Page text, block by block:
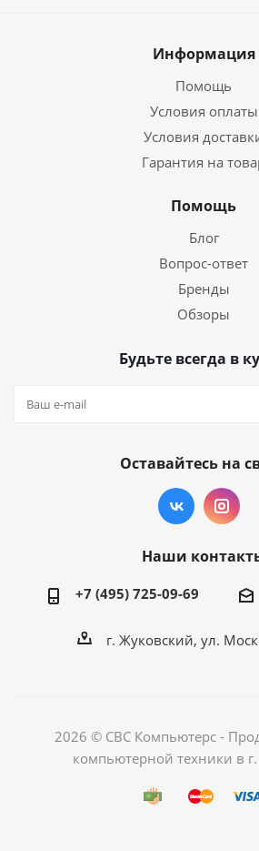
Информация
Помощь
Условия оплаты
Условия
Гарантия на
Помощь
Блог
Вопрос-ответ
Бренды
Обзоры
Будьте всегда в
Оставайтесь на
Наши
+7 (495) 725-09-69
г. Жуковский, ул.
2026 © СВС Компьютерс -
компьютерной техники в